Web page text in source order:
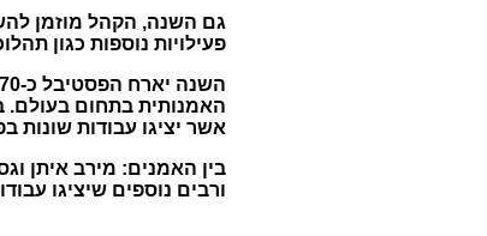
פעילויות נוספות כגון
האמנותית בתחום בעולם.
אשר יציגו עבודות שונות
בין האמנים: מירב איתן
ורבים נוספים שיציגו